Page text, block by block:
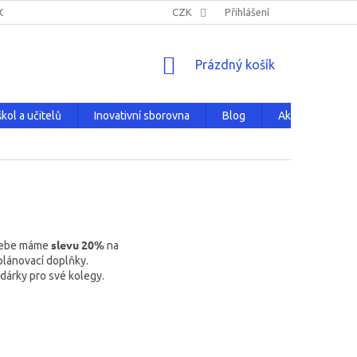
SBOROVNA HODNOCENÍ OBCHODU
CZK Přihlášení
NÁKUPNÍ
Prázdný košík
a učitelů Inovativní sborovna Blog Aktuality
máme slevu 20%na
doplňky.
pro své kolegy.